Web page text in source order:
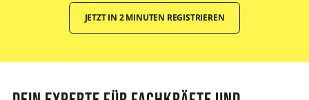
JETZT IN 2 MINUTEN REGISTRIEREN